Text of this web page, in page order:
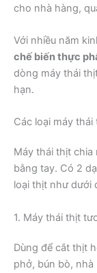
cho nhà hàng,
Với nhiều năm
chế biến thực
dòng máy thái
hạn.
Các loại máy
Máy thái thịt chia
bằng tay. Có 2
loại thịt như dưới
1. Máy thái thịt
Dùng để cắt thịt
phở, bún bò, nhà